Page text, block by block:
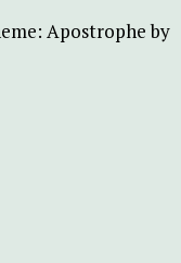
Apostrophe by